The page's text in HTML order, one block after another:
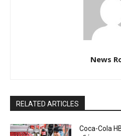
News
RELATED ARTICLES
Coca-Cola